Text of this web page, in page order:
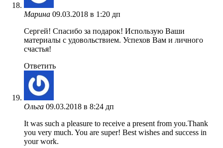
Марина 09.03.2018 в 1:20 дп
Сергей! Спасибо за подарок! Использую Ваши
материалы с удовольствием. Успехов Вам и личного
счастья!
Ответить
Ольга 09.03.2018 в 8:24 дп
It was such a pleasure to receive a present from you.Thank
you very much. You are super! Best wishes and success in
your work.